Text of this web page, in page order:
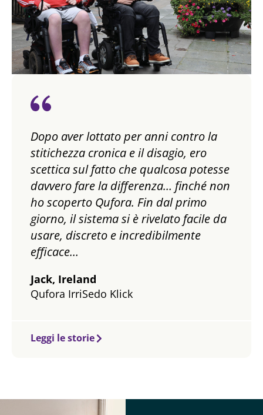
Dopo aver lottato per anni contro la
stitichezza cronica e il disagio, ero
scettica sul fatto che qualcosa potesse
davvero fare la differenza… finché non
ho scoperto Qufora. Fin dal primo
giorno, il sistema si è rivelato facile da
usare, discreto e incredibilmente
efficace…
Jack, Ireland
Qufora IrriSedo Klick
Leggi le storie